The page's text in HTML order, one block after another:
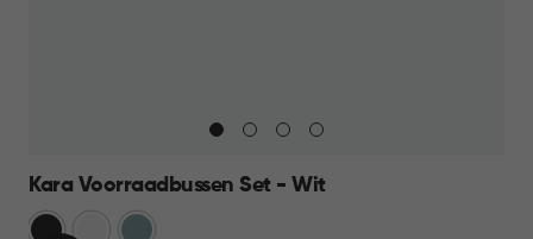
Kara Voorraadbussen Set - Wit
Antraciet Blauw